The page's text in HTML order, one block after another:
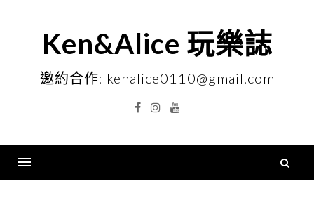
Ken&Alice 玩樂誌
邀約合作: kenalice0110@gmail.com
FacebookInstagramYouTube